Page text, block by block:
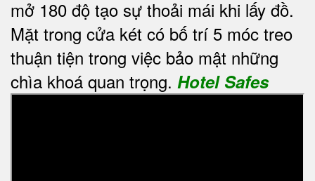
mở 180 độ tạo sự thoải mái khi lấy đồ.
Mặt trong cửa két có bố trí 5 móc treo
thuận tiện trong việc bảo mật những
chìa khoá quan trọng. Hotel Safes